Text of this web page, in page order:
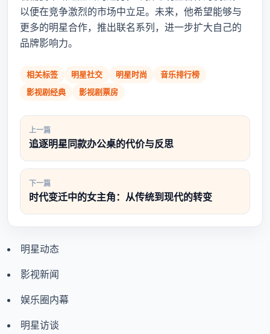
以便在竞争激烈的市场中立足。未来，他希望能够与
更多的明星合作，推出联名系列，进一步扩大自己的
品牌影响力。
相关标签 明星社交 明星时尚
音乐排行榜
影视剧经典
影视剧票房
上一篇
追逐明星同款办公桌的代价与反思
下一篇
时代变迁中的女主角：从传统到现代的转变
明星动态
影视新闻
娱乐圈内幕
明星访谈